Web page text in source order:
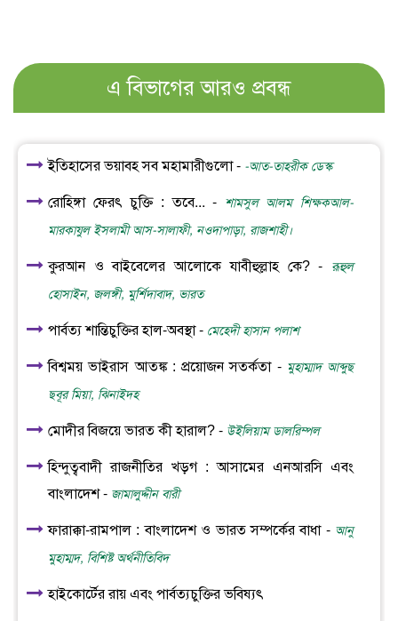
এ বিভাগের আরও প্রবন্ধ
ইতিহাসের ভয়াবহ সব মহামারীগুলো - -আত-তাহরীক ডেস্ক
রোহিঙ্গা ফেরৎ চুক্তি : তবে... - শামসুল আলম শিক্ষকআল-
মারকাযুল ইসলামী আস-সালাফী, নওদাপাড়া, রাজশাহী।
কুরআন ও বাইবেলের আলোকে যাবীহুল্লাহ কে? -
রূহুল
হোসাইন, জলঙ্গী, মুর্শিদাবাদ, ভারত
পার্বত্য শান্তিচুক্তির হাল-অবস্থা - মেহেদী হাসান পলাশ
বিশ্বময় ভাইরাস আতঙ্ক : প্রয়োজন সতর্কতা - মুহাম্মাদ আব্দুছ
ছবূর মিয়া, ঝিনাইদহ
মোদীর বিজয়ে ভারত কী হারাল? - উইলিয়াম ডালরিম্পল
হিন্দুত্ববাদী রাজনীতির খড়গ : আসামের এনআরসি এবং
বাংলাদেশ - জামালুদ্দীন বারী
ফারাক্কা-রামপাল : বাংলাদেশ ও ভারত সম্পর্কের বাধা - আনু
মুহাম্মদ, বিশিষ্ট অর্থনীতিবিদ
হাইকোর্টের রায় এবং পার্বত্যচুক্তির ভবিষ্যৎ